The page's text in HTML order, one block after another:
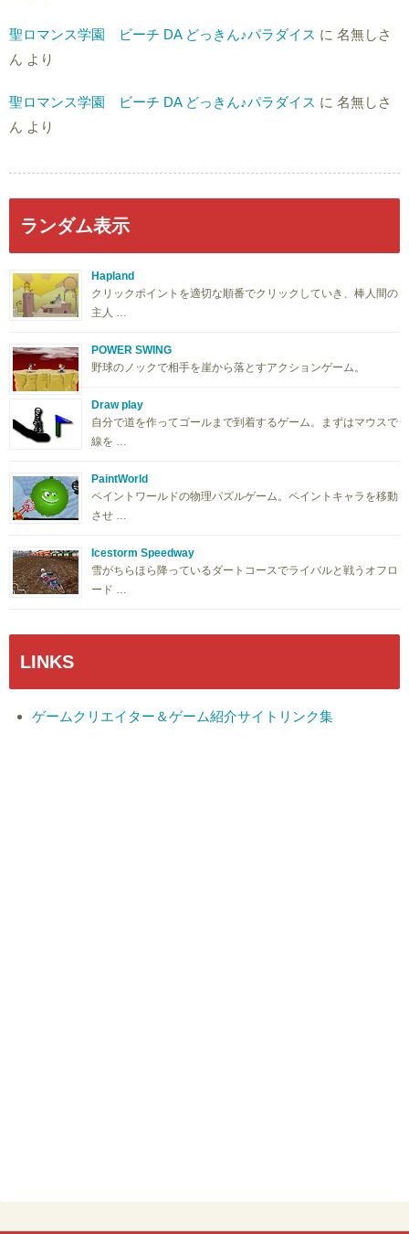
聖ロマンス学園 ビーチ DA どっきん♪パラダイス に 名無しさ
ん より
聖ロマンス学園 ビーチ DA どっきん♪パラダイス に 名無しさ
ん より
ランダム表示
Hapland
クリックポイントを適切な順番でクリックしていき、棒人間の
主人 …
POWER SWING
野球のノックで相手を崖から落とすアクションゲーム。
Draw play
自分で道を作ってゴールまで到着するゲーム。まずはマウスで
線を …
PaintWorld
ペイントワールドの物理パズルゲーム。ペイントキャラを移動
させ …
Icestorm Speedway
雪がちらほら降っているダートコースでライバルと戦うオフロ
ード …
LINKS
ゲームクリエイター＆ゲーム紹介サイトリンク集